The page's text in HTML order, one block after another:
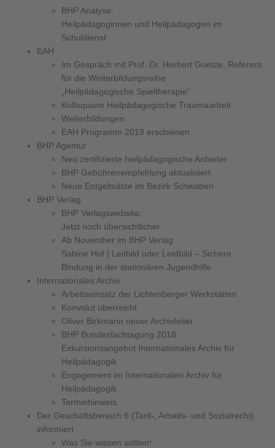
BHP Analyse:
Heilpädagoginnen und Heilpädagogen im
Schuldienst
EAH
Im Gespräch mit Prof. Dr. Herbert Goetze, Referent
für die Weiterbildungsreihe
„Heilpädagogische Spieltherapie“
Kolloquium Heilpädagogische Traumaarbeit
Weiterbildungen
EAH Programm 2019 erschienen
BHP Agentur
Neu zertifizierte heilpädagogische Anbieter
BHP Gebührenempfehlung aktualisiert
Neue Entgeltsätze im Bezirk Schwaben
BHP Verlag
BHP Verlagswebsite:
Jetzt noch übersichtlicher
Ab November im BHP Verlag
Sabine Hof | Leitbild oder Leidbild – Sichere
Bindung in der stationären Jugendhilfe
Internationales Archiv
Arbeitseinsatz der Lichtenberger Werkstätten
Konvolut überreicht
Oliver Birkmann neuer Archivleiter
BHP Bundesfachtagung 2018:
Exkursionsangebot Internationales Archiv für
Heilpädagogik
Engagement im Internationalen Archiv für
Heilpädagogik
Terminhinweis
Der Geschäftsbereich 6 (Tarif-, Arbeits- und Sozialrecht)
informiert
Was Sie wissen sollten!